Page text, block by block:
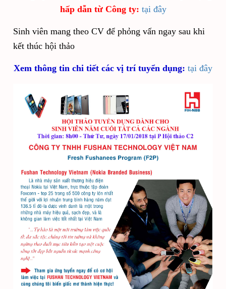
hấp dẫn từ Công ty: tại đây
Sinh viên mang theo CV để phỏng vấn ngay sau khi
kết thúc hội thảo
Xem thông tin chi tiết các vị trí tuyển dụng: tại đây